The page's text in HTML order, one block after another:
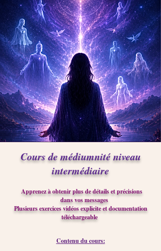
Cours de médiumnité niveau
intermédiaire
Apprenez à obtenir plus de détails et précisions
dans vos messages
Plusieurs exercices vidéos explicite et documentation
téléchargeable
Contenu du cours: